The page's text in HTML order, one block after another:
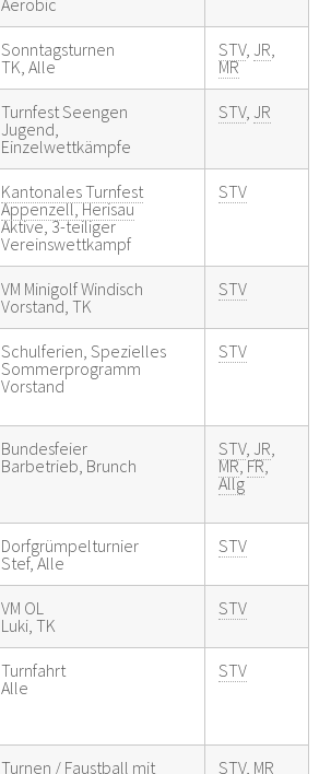
Sonntagsturnen
TK, Alle
STV, JR
MR
Turnfest Seengen
Jugend,
Einzelwettkämpfe
STV, JR
Kantonales Turnfest
Appenzell, Herisau
Aktive, 3-teiliger
Vereinswettkampf
STV
VM Minigolf Windisch
Vorstand, TK
STV
Schulferien, Spezielles
Sommerprogramm
Vorstand
STV
Bundesfeier
Barbetrieb, Brunch
STV, JR
MR,FR,
Allg
Dorfgrümpelturnier
Stef, Alle
STV
VM OL
Luki, TK
STV
Turnfahrt
Alle
STV
Turnen / Faustball mit
STV, MR